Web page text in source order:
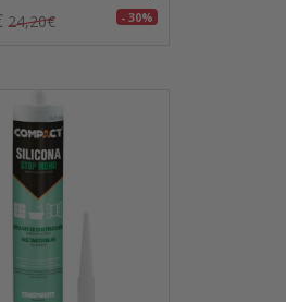
24,20€ - 30%